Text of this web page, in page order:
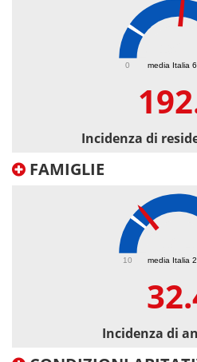
media Italia
0
Incidenza di
FAMIGLIE
media Italia
10
Incidenza di